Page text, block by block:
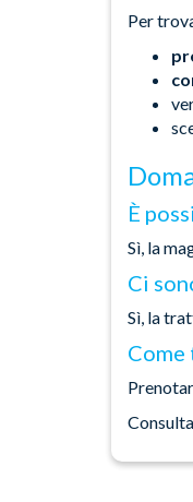
Per
È
Sì, la
Ci
Sì, la